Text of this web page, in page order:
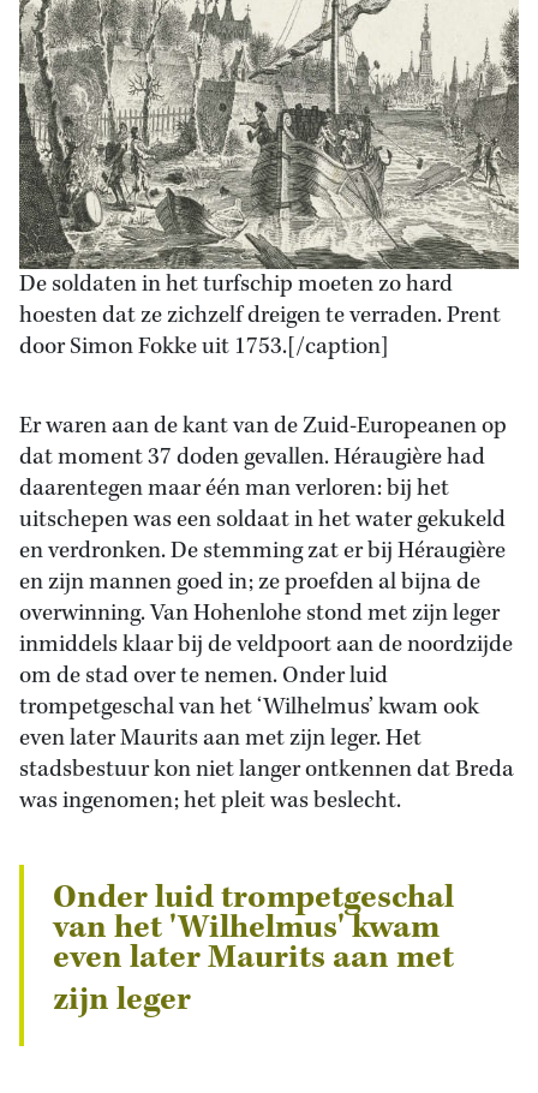
De soldaten in het turfschip moeten zo hard
hoesten dat ze zichzelf dreigen te verraden. Prent
door Simon Fokke uit 1753.[/caption]
Er waren aan de kant van de Zuid-Europeanen op
dat moment 37 doden gevallen. Héraugière had
daarentegen maar één man verloren: bij het
uitschepen was een soldaat in het water gekukeld
en verdronken. De stemming zat er bij Héraugière
en zijn mannen goed in; ze proefden al bijna de
overwinning. Van Hohenlohe stond met zijn leger
inmiddels klaar bij de veldpoort aan de noordzijde
om de stad over te nemen. Onder luid
trompetgeschal van het ‘Wilhelmus’ kwam ook
even later Maurits aan met zijn leger. Het
stadsbestuur kon niet langer ontkennen dat Breda
was ingenomen; het pleit was beslecht.
Onder luid trompetgeschal
van het 'Wilhelmus' kwam
even later Maurits aan met
zijn leger